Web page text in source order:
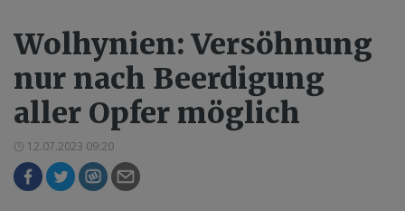
Wolhynien: Versöhnung
nur nach Beerdigung
aller Opfer möglich
12.07.2023 09:20